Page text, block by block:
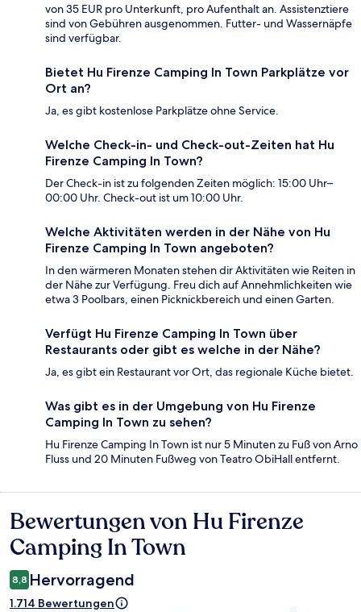
von 35 EUR pro Unterkunft, pro Aufenthalt an. Assistenztiere
sind von Gebühren ausgenommen. Futter- und Wassernäpfe
sind verfügbar.
Bietet Hu Firenze Camping In Town Parkplätze vor
Ort an?
Ja, es gibt kostenlose Parkplätze ohne Service.
Welche Check-in- und Check-out-Zeiten hat Hu
Firenze Camping In Town?
Der Check-in ist zu folgenden Zeiten möglich: 15:00 Uhr–
00:00 Uhr. Check-out ist um 10:00 Uhr.
Welche Aktivitäten werden in der Nähe von Hu
Firenze Camping In Town angeboten?
In den wärmeren Monaten stehen dir Aktivitäten wie Reiten in
der Nähe zur Verfügung. Freu dich auf Annehmlichkeiten wie
etwa 3 Poolbars, einen Picknickbereich und einen Garten.
Verfügt Hu Firenze Camping In Town über
Restaurants oder gibt es welche in der Nähe?
Ja, es gibt ein Restaurant vor Ort, das regionale Küche bietet.
Was gibt es in der Umgebung von Hu Firenze
Camping In Town zu sehen?
Hu Firenze Camping In Town ist nur 5 Minuten zu Fuß von Arno
Fluss und 20 Minuten Fußweg von Teatro ObiHall entfernt.
Bewertungen
Bewertungen von Hu Firenze
Camping In Town
8,8 Hervorragend
1.714 Bewertungen